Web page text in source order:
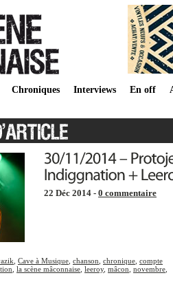
Chroniques Interviews En off
22 Déc 2014 - 0 commentaire
Cave à Musique chanson chronique compte
la scène mâconnaise leeroy, mâcon novembre